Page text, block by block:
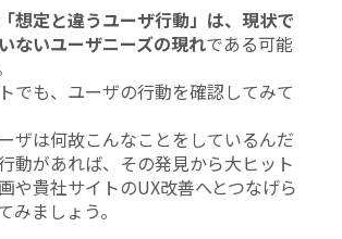
「想定と違うユーザ行動」は、現状で
ないユーザニーズの現れである可能
でも、ユーザの行動を確認してみて
ザは何故こんなことをしているんだ
動があれば、その発見から大ヒット
や貴社サイトのUX改善へとつなげら
みましょう。